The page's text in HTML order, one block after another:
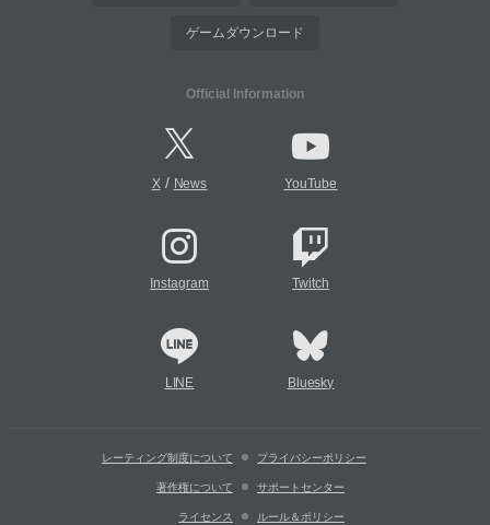
ゲームダウンロード
Official Information
X/ News YouTube
Instagram Twitch
LINE Bluesky
レーティング制度について プライバシーポリシー
著作権について サポートセンター
ライセンス ルール＆ポリシー